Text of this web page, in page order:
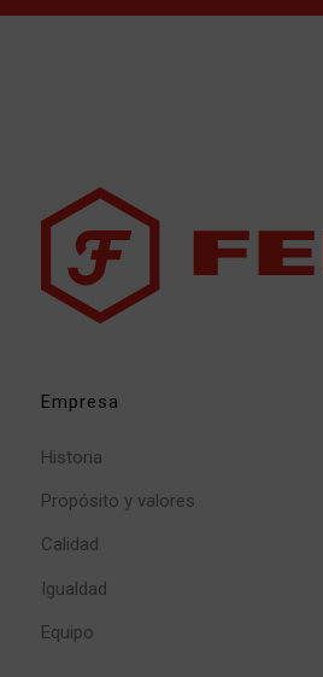
Empresa
Historia
Propósito y valores
Calidad
Igualdad
Equipo